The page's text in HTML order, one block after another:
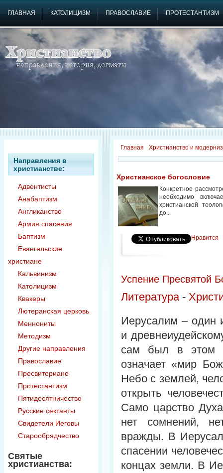
ГЛАВНАЯ КАТОЛИЦИЗМ ПРАВОСЛАВИЕ ПРОТЕСТАНТИЗМ
Направления в
христианстве:
Адвентисты
Анабаптизм
Англиканство
Армия спасения
Баптизм
Евангельские
христиане
Кальвинизм
Католицизм
Квакеры
Лютеранская церковь
Меннониты
Методизм
Другие направления
Православие
Пресвитериане
Протестантизм
Пятидесятничество
Русские сектанты
Свидетели Иеговы
Старообрядчество
Святые
христианства:
Главная Христианство и
Христианское богословие
Конкретное
необходимо
христианской
до...
Нравится
Успение Пресвятой
Литература-
Иерусалим – один
и
сам был в этом
означает «мир
Небо с землей,
открыть
Само царство
нет сомнений,
вражды. В
спасении
концах земли. В